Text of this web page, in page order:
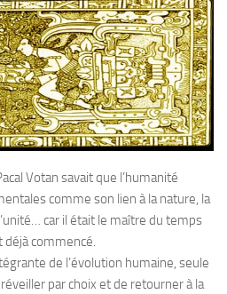
Votan savait que l’humanité
comme son lien à la nature, la
car il était le maître du temps
déjà commencé.
de l’évolution humaine, seule
par choix et de retourner à la